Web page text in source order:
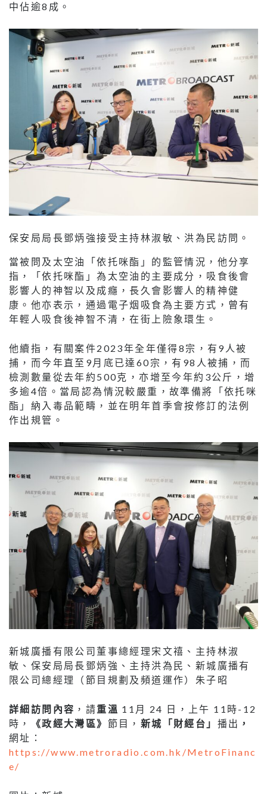
中佔逾8成。
保安局局長鄧炳強接受主持林淑敏、洪為民訪問。
當被問及太空油「依托咪酯」的監管情況，他分享
指，「依托咪酯」為太空油的主要成分，吸食後會
影響人的神智以及成癮，長久會影響人的精神健
康。他亦表示，通過電子烟吸食為主要方式，曾有
年輕人吸食後神智不清，在街上險象環生。
他續指，有關案件2023年全年僅得8宗，有9人被
捕，而今年直至9月底已達60宗，有98人被捕，而
檢測數量從去年約500克，亦增至今年約3公斤，增
多逾4倍。當局認為情況較嚴重，故準備將「依托咪
酯」納入毒品範疇，並在明年首季會按修訂的法例
作出規管。
新城廣播有限公司董事總經理宋文禧、主持林淑
敏、保安局局長鄧炳強、主持洪為民、新城廣播有
限公司總經理（節目規劃及頻道運作）朱子昭
詳細訪問內容 ，請重溫 11月 24 日，上午 11時-12
時，
《政經大灣區》 節目， 新城「財經台」 播出 ，
網址：
https://www.metroradio.com.hk/MetroFinanc
e/